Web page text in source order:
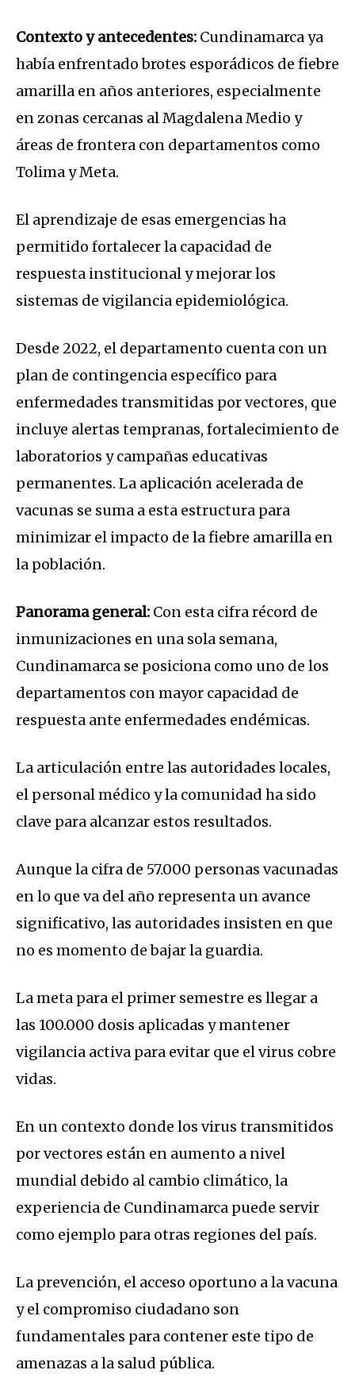
Contexto y antecedentes: Cundinamarca ya
había enfrentado brotes esporádicos de fiebre
amarilla en años anteriores, especialmente
en zonas cercanas al Magdalena Medio y
áreas de frontera con departamentos como
Tolima y Meta.
El aprendizaje de esas emergencias ha
permitido fortalecer la capacidad de
respuesta institucional y mejorar los
sistemas de vigilancia epidemiológica.
Desde 2022, el departamento cuenta con un
plan de contingencia específico para
enfermedades transmitidas por vectores, que
incluye alertas tempranas, fortalecimiento de
laboratorios y campañas educativas
permanentes. La aplicación acelerada de
vacunas se suma a esta estructura para
minimizar el impacto de la fiebre amarilla en
la población.
Panorama general: Con esta cifra récord de
inmunizaciones en una sola semana,
Cundinamarca se posiciona como uno de los
departamentos con mayor capacidad de
respuesta ante enfermedades endémicas.
La articulación entre las autoridades locales,
el personal médico y la comunidad ha sido
clave para alcanzar estos resultados.
Aunque la cifra de 57.000 personas vacunadas
en lo que va del año representa un avance
significativo, las autoridades insisten en que
no es momento de bajar la guardia.
La meta para el primer semestre es llegar a
las 100.000 dosis aplicadas y mantener
vigilancia activa para evitar que el virus cobre
vidas.
En un contexto donde los virus transmitidos
por vectores están en aumento a nivel
mundial debido al cambio climático, la
experiencia de Cundinamarca puede servir
como ejemplo para otras regiones del país.
La prevención, el acceso oportuno a la vacuna
y el compromiso ciudadano son
fundamentales para contener este tipo de
amenazas a la salud pública.